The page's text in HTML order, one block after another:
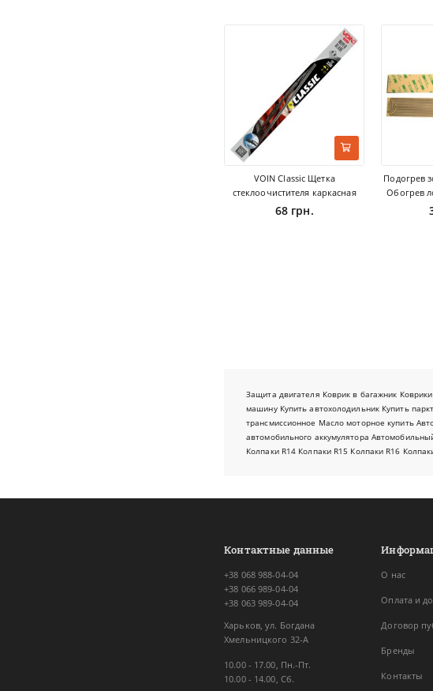
VOIN Classic Щетка
стеклоочистителя каркасная
68 грн.
Подогрев
Обогрев
Защита двигателя Коврик в багажник
машину Купить автохолодильник Купить
трансмиссионное Масло моторное купить
автомобильного аккумулятора
Колпаки R14 Колпаки R15 Колпаки R16
Контактные данные
+38 068 988-04-04
+38 066 989-04-04
+38 063 989-04-04
Харьков, ул. Богдана
Хмельницкого 32-А
10.00 - 17.00, Пн.-Пт.
10.00 - 14.00, Сб.
О нас
Оплата и
Договор
Бренды
Контакты